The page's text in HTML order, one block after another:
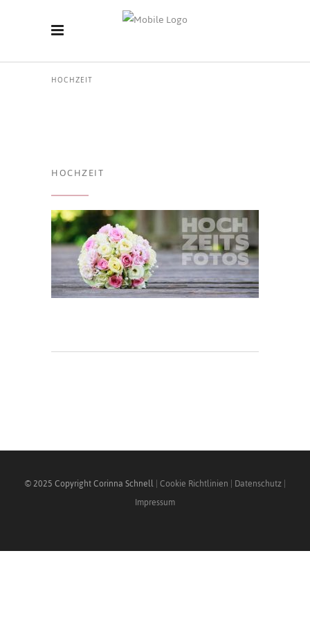
HOCHZEIT
HOCHZEIT
© 2025 Copyright Corinna Schnell|Cookie Richtlinien | Datenschutz|
Impressum